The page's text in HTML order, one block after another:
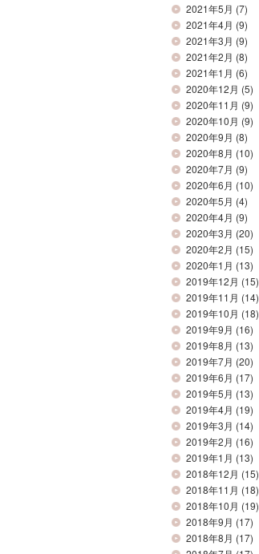
2021年5月 (7)
2021年4月 (9)
2021年3月 (9)
2021年2月 (8)
2021年1月 (6)
2020年12月 (5)
2020年11月 (9)
2020年10月 (9)
2020年9月 (8)
2020年8月 (10)
2020年7月 (9)
2020年6月 (10)
2020年5月 (4)
2020年4月 (9)
2020年3月 (20)
2020年2月 (15)
2020年1月 (13)
2019年12月 (15)
2019年11月 (14)
2019年10月 (18)
2019年9月 (16)
2019年8月 (13)
2019年7月 (20)
2019年6月 (17)
2019年5月 (13)
2019年4月 (19)
2019年3月 (14)
2019年2月 (16)
2019年1月 (13)
2018年12月 (15)
2018年11月 (18)
2018年10月 (19)
2018年9月 (17)
2018年8月 (17)